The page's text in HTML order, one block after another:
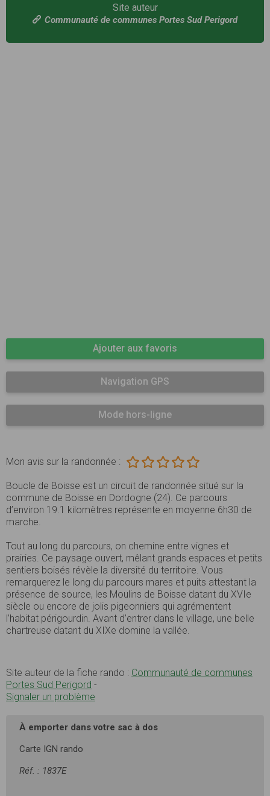
Site auteur
Communauté de communes Portes Sud Perigord
Ajouter aux favoris
Navigation GPS
Mode hors-ligne
Mon avis sur la randonnée :
Boucle de Boisse est un circuit de randonnée situé sur la
commune de Boisse en Dordogne (24). Ce parcours
d’environ 19.1 kilomètres représente en moyenne 6h30 de
marche.
Tout au long du parcours, on chemine entre vignes et
prairies. Ce paysage ouvert, mêlant grands espaces et petits
sentiers boisés révèle la diversité du territoire. Vous
remarquerez le long du parcours mares et puits attestant la
présence de source, les Moulins de Boisse datant du XVIe
siècle ou encore de jolis pigeonniers qui agrémentent
l’habitat périgourdin. Avant d’entrer dans le village, une belle
chartreuse datant du XIXe domine la vallée.
Site auteur de la fiche rando : Communauté de communes
Portes Sud Perigord -
Signaler un problème
À emporter dans votre sac à dos
Carte IGN rando
Réf. : 1837E